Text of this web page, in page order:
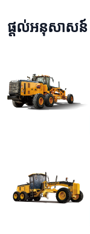
ផ្តល់អនុសាសន៍